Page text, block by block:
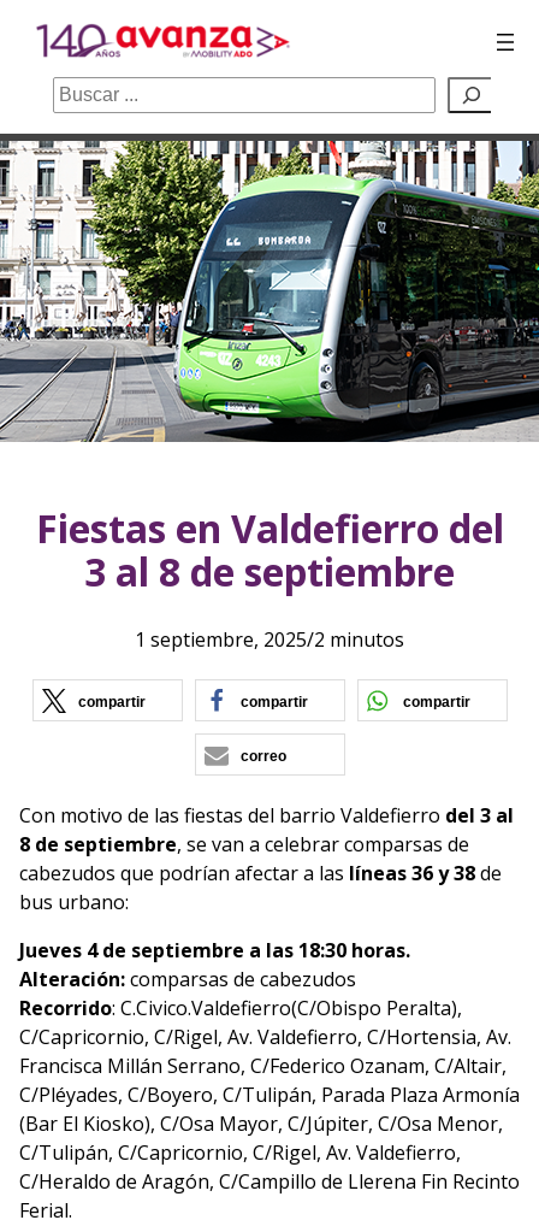
Saltar
al
contenido
Buscar
Fiestas en Valdefierro del
3 al 8 de septiembre
1 septiembre, 2025/2 minutos
compartir (se abre en nueva ventana)
compartir (se abre en nueva
compartir
correo
Con motivo de las fiestas del barrio Valdefierro del 3 al
8 de septiembre, se van a celebrar comparsas de
cabezudos que podrían afectar a las líneas 36 y 38de
bus urbano:
Jueves 4 de septiembre a las 18:30 horas.
Alteración:comparsas de cabezudos
Recorrido: C.Civico.Valdefierro(C/Obispo Peralta),
C/Capricornio, C/Rigel, Av. Valdefierro, C/Hortensia, Av.
Francisca Millán Serrano, C/Federico Ozanam, C/Altair,
C/Pléyades, C/Boyero, C/Tulipán, Parada Plaza Armonía
(Bar El Kiosko), C/Osa Mayor, C/Júpiter, C/Osa Menor,
C/Tulipán, C/Capricornio, C/Rigel, Av. Valdefierro,
C/Heraldo de Aragón, C/Campillo de Llerena Fin Recinto
Ferial.